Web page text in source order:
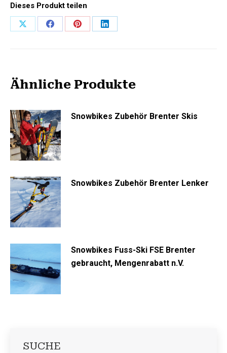
Dieses Produkt teilen
Share
Share
Share
Share
Ähnliche Produkte
Snowbikes Zubehör Brenter Skis
Snowbikes Zubehör Brenter Lenker
Snowbikes Fuss-Ski FSE Brenter
gebraucht, Mengenrabatt n.V.
SUCHE